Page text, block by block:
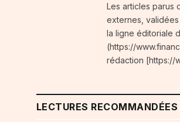
Les articles parus
externes,
la ligne éditoriale
(https://
rédaction [https://
LECTURES RECOMMANDÉES